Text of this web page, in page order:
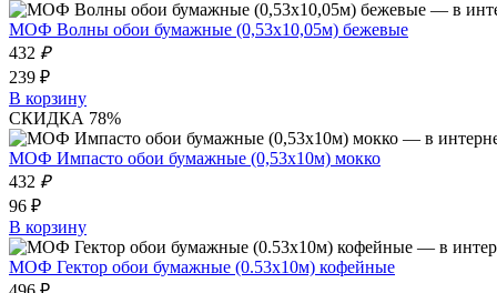
МОФ Волны обои бумажные (0,53х10,05м) бежевые
432 ₽
239 ₽
В корзину
СКИДКА 78%
МОФ Импасто обои бумажные (0,53х10м) мокко
432 ₽
96 ₽
В корзину
МОФ Гектор обои бумажные (0.53х10м) кофейные